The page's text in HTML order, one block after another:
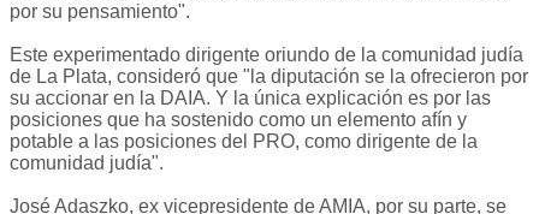
por su pensamiento".
Este experimentado dirigente oriundo de la comunidad judía
de La Plata, consideró que "la diputación se la ofrecieron por
su accionar en la DAIA. Y la única explicación es por las
posiciones que ha sostenido como un elemento afín y
potable a las posiciones del PRO, como dirigente de la
comunidad judía".
José Adaszko, ex vicepresidente de AMIA, por su parte, se